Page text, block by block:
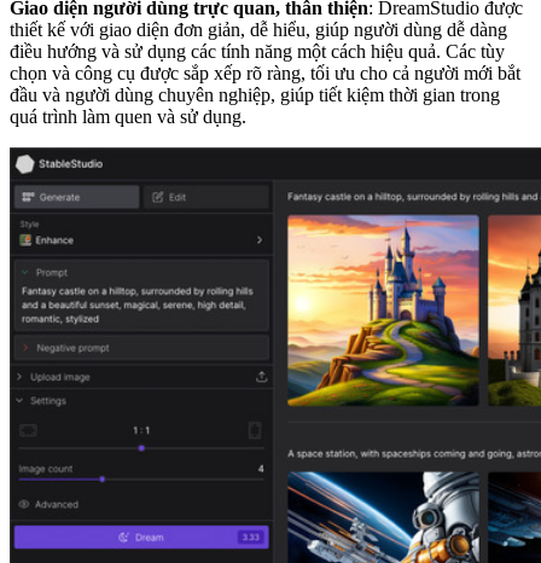
Giao diện người dùng trực quan, thân thiện: DreamStudio được
thiết kế với giao diện đơn giản, dễ hiểu, giúp người dùng dễ dàng
điều hướng và sử dụng các tính năng một cách hiệu quả. Các tùy
chọn và công cụ được sắp xếp rõ ràng, tối ưu cho cả người mới bắt
đầu và người dùng chuyên nghiệp, giúp tiết kiệm thời gian trong
quá trình làm quen và sử dụng.